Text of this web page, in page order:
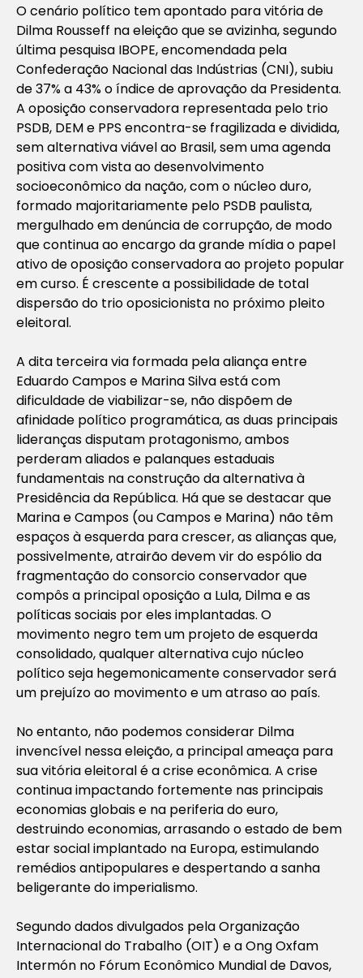
O cenário político tem apontado para vitória de
Dilma Rousseff na eleição que se avizinha, segundo
última pesquisa IBOPE, encomendada pela
Confederação Nacional das Indústrias (CNI), subiu
de 37% a 43% o índice de aprovação da Presidenta.
A oposição conservadora representada pelo trio
PSDB, DEM e PPS encontra-se fragilizada e dividida,
sem alternativa viável ao Brasil, sem uma agenda
positiva com vista ao desenvolvimento
socioeconômico da nação, com o núcleo duro,
formado majoritariamente pelo PSDB paulista,
mergulhado em denúncia de corrupção, de modo
que continua ao encargo da grande mídia o papel
ativo de oposição conservadora ao projeto popular
em curso. É crescente a possibilidade de total
dispersão do trio oposicionista no próximo pleito
eleitoral.
A dita terceira via formada pela aliança entre
Eduardo Campos e Marina Silva está com
dificuldade de viabilizar-se, não dispõem de
afinidade político programática, as duas principais
lideranças disputam protagonismo, ambos
perderam aliados e palanques estaduais
fundamentais na construção da alternativa à
Presidência da República. Há que se destacar que
Marina e Campos (ou Campos e Marina) não têm
espaços à esquerda para crescer, as alianças que,
possivelmente, atrairão devem vir do espólio da
fragmentação do consorcio conservador que
compôs a principal oposição a Lula, Dilma e as
políticas sociais por eles implantadas. O
movimento negro tem um projeto de esquerda
consolidado, qualquer alternativa cujo núcleo
político seja hegemonicamente conservador será
um prejuízo ao movimento e um atraso ao país.
No entanto, não podemos considerar Dilma
invencível nessa eleição, a principal ameaça para
sua vitória eleitoral é a crise econômica. A crise
continua impactando fortemente nas principais
economias globais e na periferia do euro,
destruindo economias, arrasando o estado de bem
estar social implantado na Europa, estimulando
remédios antipopulares e despertando a sanha
beligerante do imperialismo.
Segundo dados divulgados pela Organização
Internacional do Trabalho (OIT) e a Ong Oxfam
Intermón no Fórum Econômico Mundial de Davos,